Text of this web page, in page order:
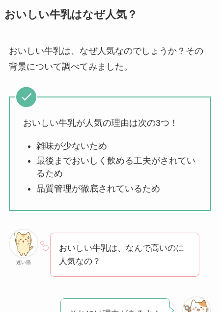
を紹介！
い理由は？なぜ人
気？安く買う方法も
THE STEM CELL フ
理由は？3つの理由と
人気の理由と安く買
ぜ人気？安く買える
テはなぜ高い？なぜ
おいしい牛乳はなぜ人気？
おいしい牛乳は、なぜ人気なのでしょうか？その
背景について調べてみました。
おいしい牛乳が人気の理由は次の3つ！
雑味が少ないため
最後までおいしく飲める工夫がされてい
るため
品質管理が徹底されているため
迷い猫
おいしい牛乳は、なんで高いのに
人気なの？